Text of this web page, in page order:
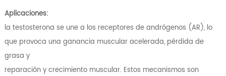
Aplicaciones:
la testosterona se une a los receptores de andrógenos (AR), lo
que provoca una ganancia muscular acelerada, pérdida de
grasa y
reparación y crecimiento muscular. Estos mecanismos son